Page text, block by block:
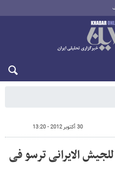
30 أكتوبر 2012 - 13:20
الایرانی ترسو فی